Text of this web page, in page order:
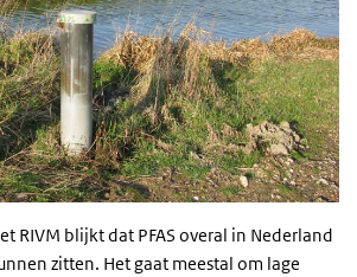
RIVM blijkt dat PFAS overal in Nederland
zitten. Het gaat meestal om lage